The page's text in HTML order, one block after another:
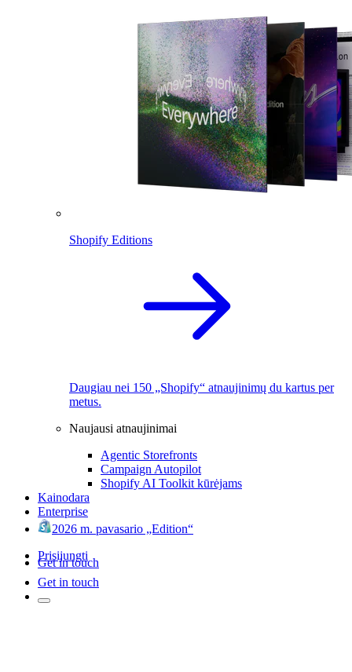
Shopify Editions
Daugiau nei 150 „Shopify“ atnaujinimų du kartus per
metus.
Naujausi atnaujinimai
Agentic Storefronts
Campaign Autopilot
Shopify AI Toolkit kūrėjams
Kainodara
Enterprise
2026 m. pavasario „Edition“
Prisijungti
Get in touch
Get in touch